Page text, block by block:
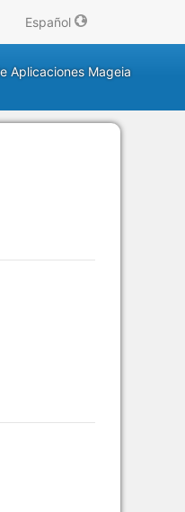
Español
Aplicaciones Mageia